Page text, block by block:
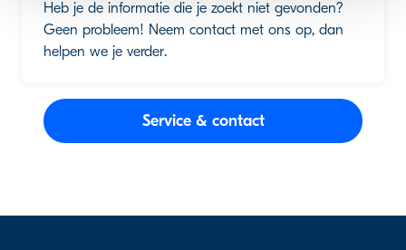
Heb je de informatie die je zoekt niet gevonden?
Geen probleem! Neem contact met ons op, dan
helpen we je verder.
Service & contact